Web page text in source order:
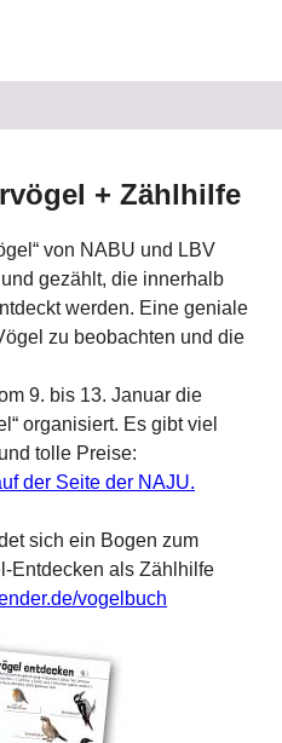
+ Zählhilfe
von NABU und LBV
gezählt, die innerhalb
werden. Eine geniale
zu beobachten und die
9. bis 13. Januar die
organisiert. Es gibt viel
tolle Preise:
der Seite der NAJU.
sich ein Bogen zum
Entdecken als Zählhilfe
vogelbuch